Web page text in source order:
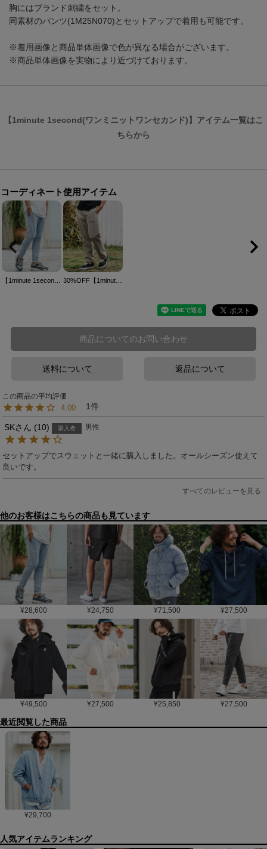
胸にはブランド刺繍をセット。
同素材のパンツ(1M25N070)とセットアップで着用も可能です。
※着用画像と商品単体画像で色が異なる場合がございます。
※商品単体画像を実物により近づけております。
【1minute 1second(ワンミニットワンセカンド)】アイテム一覧はこ
ちらから
コーディネート使用アイテム
商品についてのお問い合わせ
送料について 返品について
4.00 1
SK 10 購入者 男性
セットアップでスウェットと一緒に購入しました。オールシーズン使えて
良いです。
すべてのレビューを見る
他のお客様はこちらの商品も見ています
¥28,600 ¥24,750 ¥71,500 ¥27,500
¥49,500 ¥27,500 ¥25,850 ¥27,500
最近閲覧した商品
¥29,700